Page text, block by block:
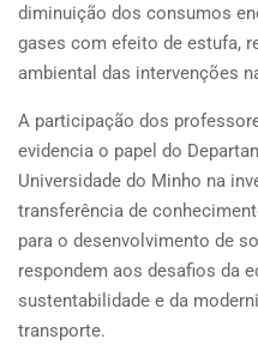
diminuição dos consumos
gases com efeito de estufa,
ambiental das intervenções
A participação dos
evidencia o papel do
Universidade do Minho na
transferência de
para o desenvolvimento de
respondem aos desafios da
sustentabilidade e da
transporte.